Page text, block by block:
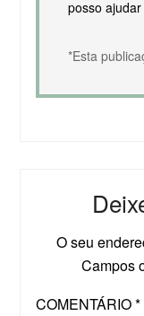
posso
*Esta
O seu
Campos
COMENTÁRIO*